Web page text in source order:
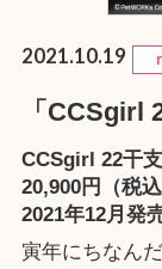
2021.10.19
「CCSgirl
CCSgirl 22干
20,900円（税込
2021年12月発
寅年にちなん